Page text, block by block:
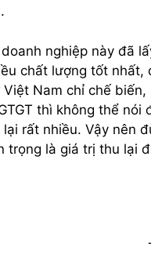
nghiệp này đã
chất lượng tốt nhất,
Nam chỉ chế
thì không thể nói
rất nhiều. Vậy nên
là giá trị thu lại